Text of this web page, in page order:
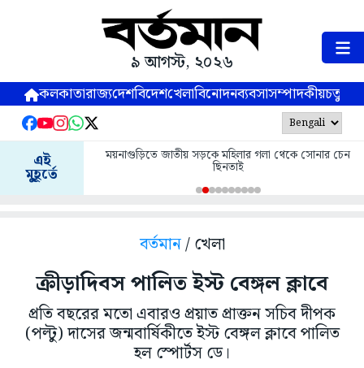
৯ আগস্ট, ২০২৬
কলকাতারাজ্যদেশবিদেশখেলাবিনোদনব্যবসাসম্পাদকীয়
এই
মুহূর্তে
ময়নাগুড়িতে জাতীয় সড়কে মহিলার গলা থেকে সোনার চেন
ছিনতাই
বর্তমান/ খেলা
ক্রীড়াদিবস পালিত ইস্ট বেঙ্গল ক্লাবে
প্রতি বছরের মতো এবারও প্রয়াত প্রাক্তন সচিব দীপক
(পল্টু) দাসের জন্মবার্ষিকীতে ইস্ট বেঙ্গল ক্লাবে পালিত
হল স্পোর্টস ডে।